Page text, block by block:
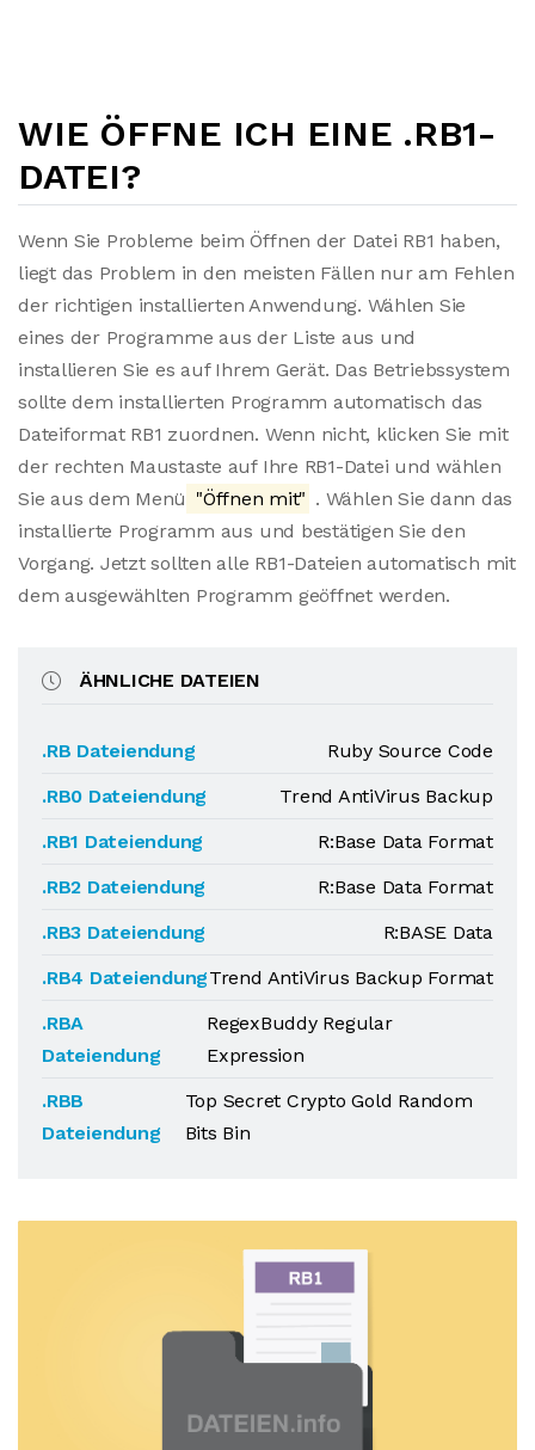
WIE ÖFFNE ICH EINE .RB1-
DATEI?
Wenn Sie Probleme beim Öffnen der Datei RB1 haben,
liegt das Problem in den meisten Fällen nur am Fehlen
der richtigen installierten Anwendung. Wählen Sie
eines der Programme aus der Liste aus und
installieren Sie es auf Ihrem Gerät. Das Betriebssystem
sollte dem installierten Programm automatisch das
Dateiformat RB1 zuordnen. Wenn nicht, klicken Sie mit
der rechten Maustaste auf Ihre RB1-Datei und wählen
Sie aus dem Menü "Öffnen mit" . Wählen Sie dann das
installierte Programm aus und bestätigen Sie den
Vorgang. Jetzt sollten alle RB1-Dateien automatisch mit
dem ausgewählten Programm geöffnet werden.
ÄHNLICHE DATEIEN
.RB Dateiendung
Ruby Source Code
.RB0 Dateiendung
Trend AntiVirus Backup
.RB1 Dateiendung
R:Base Data Format
.RB2 Dateiendung
R:Base Data Format
.RB3 Dateiendung
R:BASE Data
.RB4 DateiendungTrend AntiVirus Backup Format
.RBA
Dateiendung
RegexBuddy Regular
Expression
.RBB
Dateiendung
Top Secret Crypto Gold Random
Bits Bin